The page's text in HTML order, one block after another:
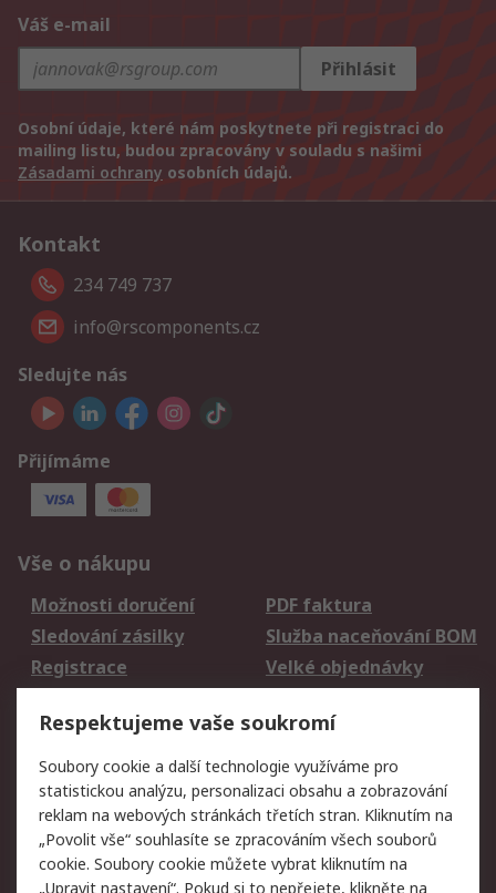
Váš e-mail
Přihlásit
Osobní údaje, které nám poskytnete při registraci do
mailing listu, budou zpracovány v souladu s našimi
Zásadami ochrany osobních údajů.
Kontakt
234 749 737
info@rscomponents.cz
Sledujte nás
Přijímáme
Vše o nákupu
Možnosti doručení
PDF faktura
Sledování zásilky
Služba naceňování BOM
Registrace
Velké objednávky
Právní
Autorská práva
Obchodní podmínky
společnosti RS
Prohlášení o ochraně
údajů
Zabezpečení
elektronické pošty
Respektujeme vaše soukromí
Soubory cookie a další technologie využíváme pro
statistickou analýzu, personalizaci obsahu a zobrazování
reklam na webových stránkách třetích stran. Kliknutím na
„Povolit vše“ souhlasíte se zpracováním všech souborů
cookie. Soubory cookie můžete vybrat kliknutím na
„Upravit nastavení“. Pokud si to nepřejete, klikněte na